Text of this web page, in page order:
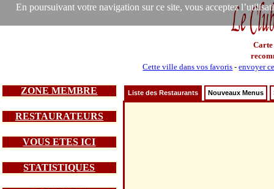
En poursuivant votre navigation sur ce site, vous acceptez
Carte
Cette ville dans vos favoris -envoyer
ZONE MEMBRE
RESTAURATEURS
VOUS ETES ICI
STATISTIQUES
Liste des Restaurants Nouveaux Menus